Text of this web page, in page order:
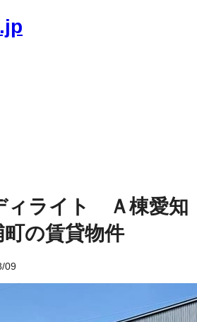
ィライト Ａ棟愛知
の賃貸物件
09